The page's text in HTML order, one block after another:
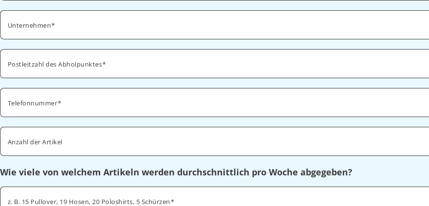
Unternehmen
Postleitzahl des Abholpunktes
Telefonnummer
Anzahl der Artikel
Wie viele von welchem Artikeln werden durchschnittlich pro Woche abgegeben?
z. B. 15 Pullover, 19 Hosen, 20 Poloshirts, 5 Schürzen